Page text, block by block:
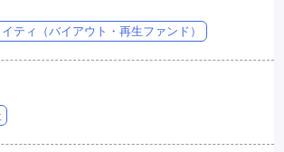
ティ（バイアウト・再生ファンド）